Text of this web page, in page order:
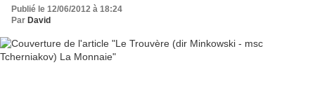
Publié le 12/06/2012 à 18:24
Par David